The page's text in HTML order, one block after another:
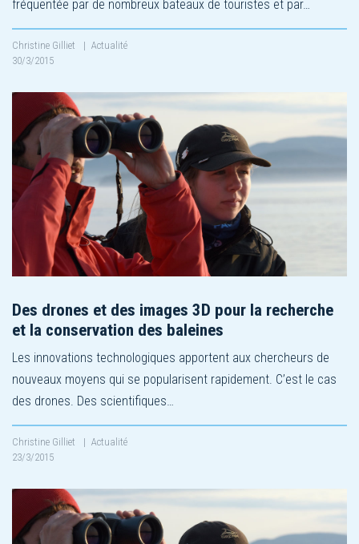
fréquentée par de nombreux bateaux de touristes et par…
Christine Gilliet | Actualité
30/3/2015
Des drones et des images 3D pour la recherche
et la conservation des baleines
Les innovations technologiques apportent aux chercheurs de
nouveaux moyens qui se popularisent rapidement. C’est le cas
des drones. Des scientifiques…
Christine Gilliet | Actualité
23/3/2015